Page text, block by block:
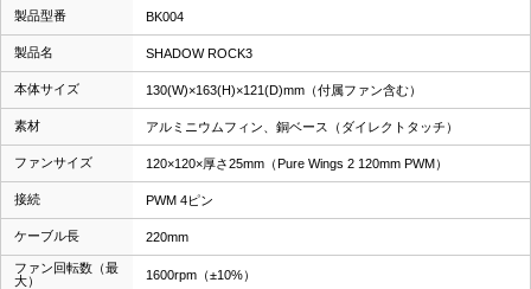
製品型番 BK004
製品名 SHADOW ROCK3
本体サイズ 130(W)×163(H)×121(D)mm（付属ファン含む）
素材 アルミニウムフィン、銅ベース（ダイレクトタッチ）
ファンサイズ 120×120×厚さ25mm（Pure Wings 2 120mm PWM）
接続 PWM 4ピン
ケーブル長 220mm
ファン回転数（最
大）
1600rpm（±10%）